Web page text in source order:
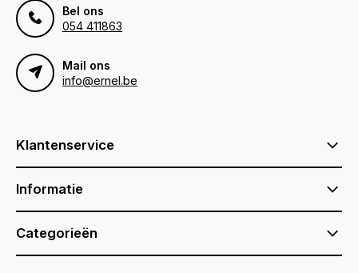
Bel ons
054 411863
Mail ons
info@ernel.be
Klantenservice
Informatie
Categorieën